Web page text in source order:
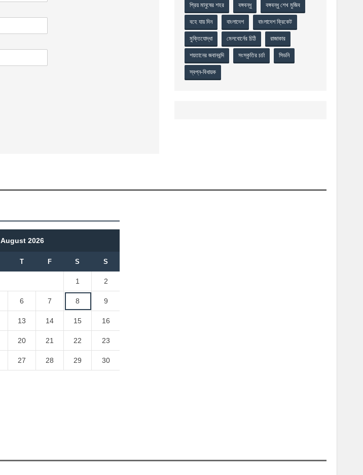
প্রিয় মানুষের শহর বঙ্গবন্ধু বঙ্গবন্ধু শেখ মুজিব
বহে যায় দিন বাংলাদেশ বাংলাদেশ ক্রিকেট
মুক্তিযোদ্ধা মেলবোর্নের চিঠি রাজাকার
শয়তানের জবানবন্দি সংস্কৃতির চর্চা সিডনি
স্বপ্ন-বিধায়ক
August 2026
T F S S
1 2
6 7 8 9
13 14 15 16
20 21 22 23
27 28 29 30